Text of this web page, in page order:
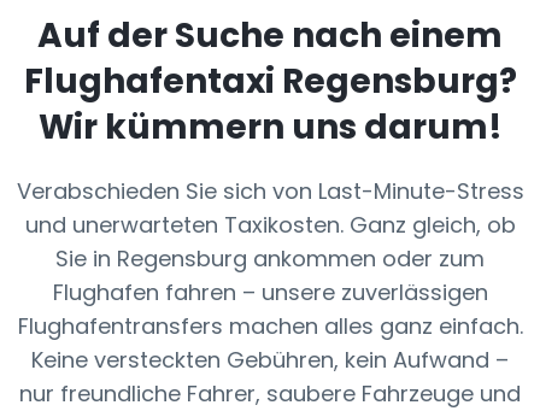
Auf der Suche nach einem
Flughafentaxi Regensburg?
Wir kümmern uns darum!
Verabschieden Sie sich von Last-Minute-Stress
und unerwarteten Taxikosten. Ganz gleich, ob
Sie in Regensburg ankommen oder zum
Flughafen fahren – unsere zuverlässigen
Flughafentransfers machen alles ganz einfach.
Keine versteckten Gebühren, kein Aufwand –
nur freundliche Fahrer, saubere Fahrzeuge und